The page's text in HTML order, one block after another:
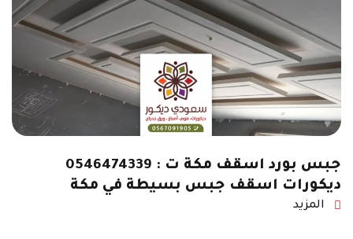
جبس بورد اسقف مكة ت : 0546474339
ديكورات اسقف جبس بسيطة في مكة
المزيد